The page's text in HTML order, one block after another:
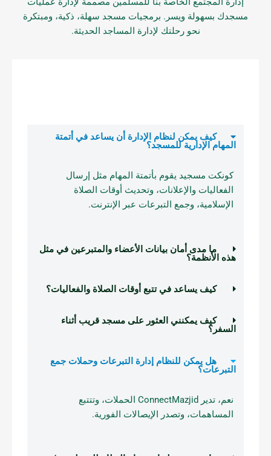
مسجدك بسهولة ويسر. برمجيات مسجد سهلة، ذكية، ومبتكرة
نحو رحلتك لإدارة المساجد الحديثة.
كيف يمكن لنظام الإدارة أن يساعد في أتمتة
المهام الإدارية للمسجد؟
كونكت مسجيد يقوم بأتمتة المهام مثل إرسال
الفعاليات والإعلانات، وتحديث أوقات الصلاة
الإسلامية، وجمع التبرعات عبر الإنترنت.
ما مدى أمان بيانات الأعضاء والمتبرعين في مثل
هذه الأنظمة؟
كيف يساعد في تتبع أوقات الصلاة والفعاليات؟
كيف يمكنني العثور على مسجد قريب أثناء
السفر؟
هل يمكن للنظام إدارة التبرعات وحملات جمع
التبرعات؟
نعم، تدير ConnectMazjid الحملات، وتتتبع
المساهمات، وتصدر الإيصالات الفورية.